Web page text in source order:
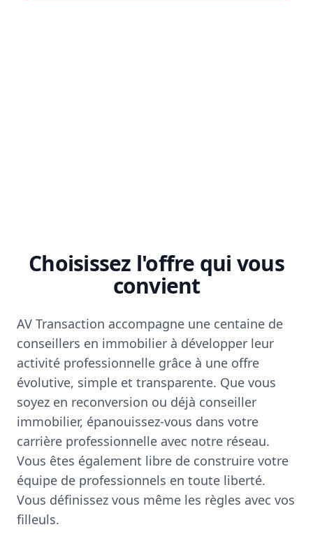
Choisissez l'offre qui vous
convient
AV Transaction accompagne une centaine de
conseillers en immobilier à développer leur
activité professionnelle grâce à une offre
évolutive, simple et transparente. Que vous
soyez en reconversion ou déjà conseiller
immobilier, épanouissez-vous dans votre
carrière professionnelle avec notre réseau.
Vous êtes également libre de construire votre
équipe de professionnels en toute liberté.
Vous définissez vous même les règles avec vos
filleuls.